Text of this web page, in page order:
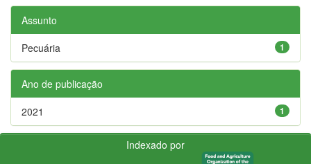
Assunto
1
Pecuária
Ano de publicação
1
2021
Indexado por